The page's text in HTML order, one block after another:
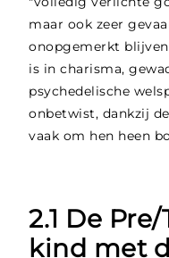
maar ook zeer
onopgemerkt
is in charisma,
psychedelische
onbetwist, dankzij
vaak om hen heen
2.1 De
kind met